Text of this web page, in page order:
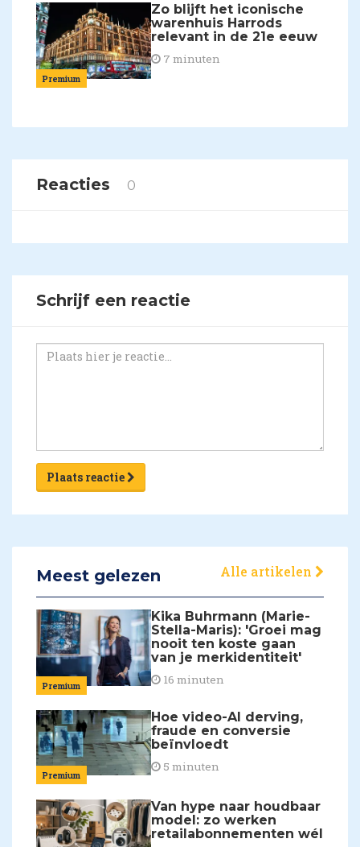
Premium
Zo blijft het iconische
warenhuis Harrods
relevant in de 21e eeuw
7 minuten
Reacties 0
Schrijf een reactie
Plaats reactie
Meest gelezen Alle artikelen
Premium
Kika Buhrmann (Marie-
Stella-Maris): 'Groei mag
nooit ten koste gaan
van je merkidentiteit'
16 minuten
Premium
Hoe video-AI derving,
fraude en conversie
beïnvloedt
5 minuten
Van hype naar houdbaar
model: zo werken
retailabonnementen wél